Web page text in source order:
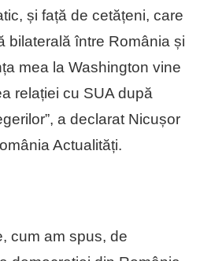
și față de cetățeni, care
bilaterală între România și
mea la Washington vine
relației cu SUA după
a declarat Nicușor
Actualități.
cum am spus, de